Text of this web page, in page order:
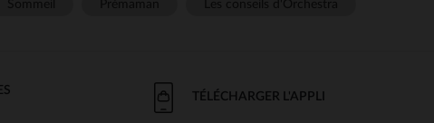
TÉLÉCHARGER L'APPLI